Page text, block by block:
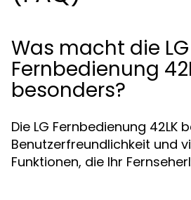
Was macht die LG
Fernbedienung
besonders?
Die LG Fernbedienung 42LK
Benutzerfreundlichkeit und
Funktionen, die Ihr